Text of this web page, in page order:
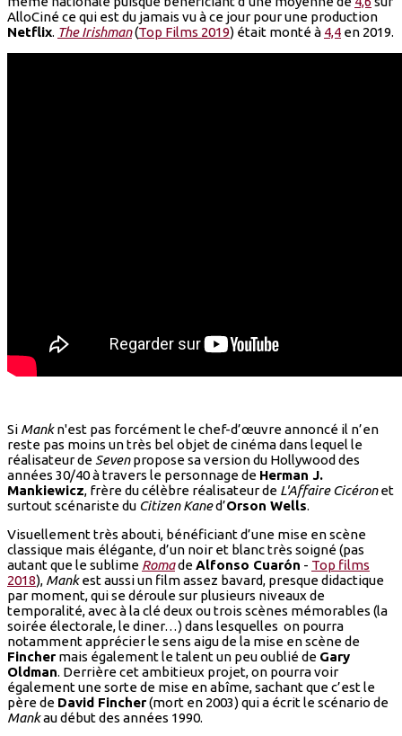
AlloCiné ce qui est du jamais vu à ce jour pour une production
Netflix. The Irishman(Top Films 2019) était monté à 4,4 en 2019.
Si Mankn'est pas forcément le chef-d’œuvre annoncé il n’en
reste pas moins un très bel objet de cinéma dans lequel le
réalisateur de Sevenpropose sa version du Hollywood des
années 30/40 à travers le personnage de Herman J.
Mankiewicz, frère du célèbre réalisateur de L'Affaire Cicéronet
surtout scénariste du Citizen Kaned’Orson Wells.
Visuellement très abouti, bénéficiant d’une mise en scène
classique mais élégante, d’un noir et blanc très soigné (pas
autant que le sublime RomadeAlfonso Cuarón - Top films
2018), Mankest aussi un film assez bavard, presque didactique
par moment, qui se déroule sur plusieurs niveaux de
temporalité, avec à la clé deux ou trois scènes mémorables (la
soirée électorale, le diner…) dans lesquelles on pourra
notamment apprécier le sens aigu de la mise en scène de
Fincher mais également le talent un peu oublié de Gary
Oldman. Derrière cet ambitieux projet, on pourra voir
également une sorte de mise en abîme, sachant que c’est le
père de David Fincher(mort en 2003) qui a écrit le scénario de
Mankau début des années 1990.